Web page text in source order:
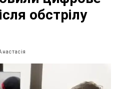
обстрілу